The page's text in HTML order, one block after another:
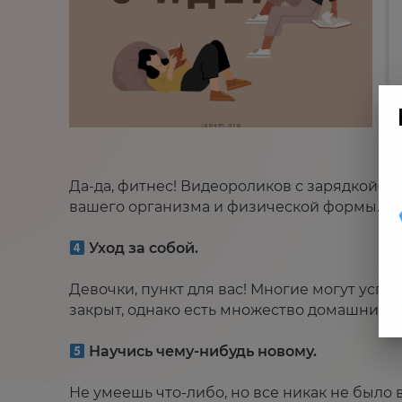
Да-да, фитнес! Видеороликов с зарядкой и
вашего организма и физической формы. ⁣⁣⠀
Уход за собой.⁣⁣⠀
Девочки, пункт для вас! Многие могут
закрыт, однако есть множество домашних
Научись чему-нибудь новому. ⁣⁣⠀
Не умеешь что-либо, но все никак не было